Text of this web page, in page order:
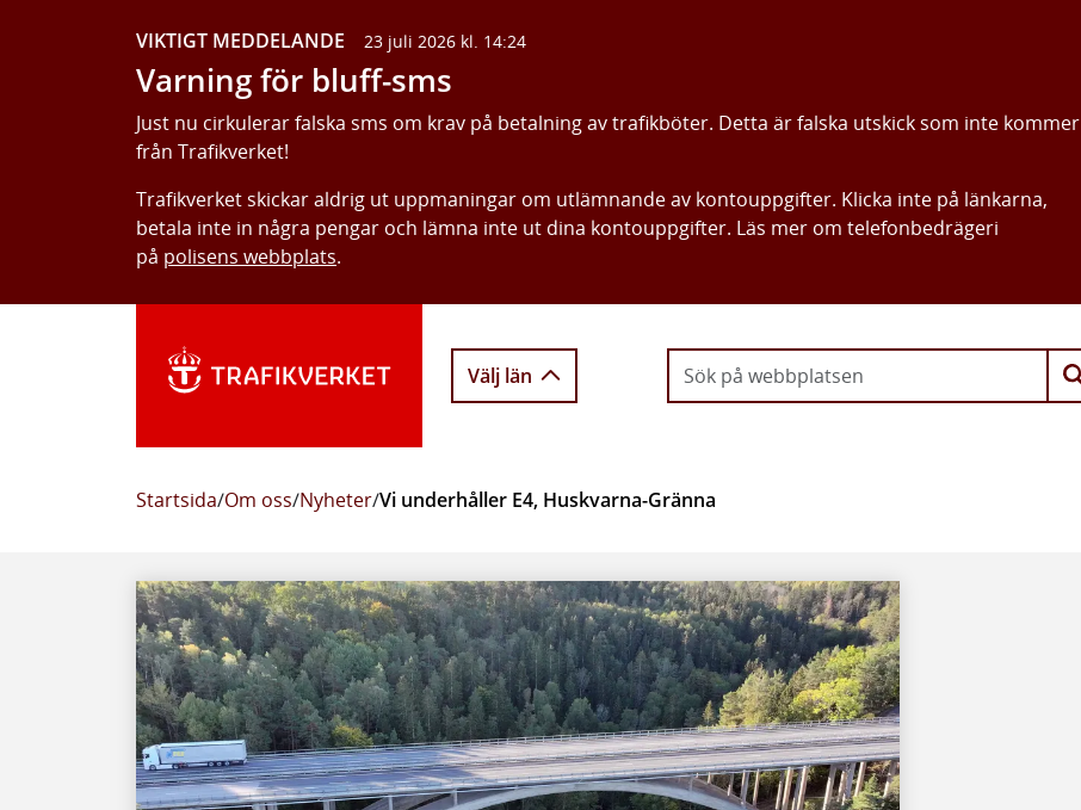
VIKTIGT MEDDELANDE 23 juli 2026 kl. 14:24
Varning för bluff-sms
Just nu cirkulerar falska sms om krav på betalning av trafikböter. Detta är falska utskick som inte kommer
från Trafikverket!
Trafikverket skickar aldrig ut uppmaningar om utlämnande av kontouppgifter. Klicka inte på länkarna,
betala inte in några pengar och lämna inte ut dina kontouppgifter. Läs mer om telefonbedrägeri
på polisens webbplats.
Välj län
Startsida/Om oss/Nyheter/Vi underhåller E4, Huskvarna-Gränna